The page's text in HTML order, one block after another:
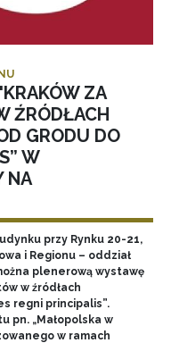
ZA
ŹRÓDŁACH
GRODU DO
W
NA
przy Rynku 20-21,
i Regionu – oddział
plenerową wystawę
w źródłach
regni principalis”.
pn. „Małopolska w
w ramach